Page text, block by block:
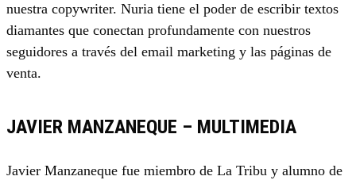
nuestra copywriter. Nuria tiene el poder de escribir textos
diamantes que conectan profundamente con nuestros
seguidores a través del email marketing y las páginas de
venta.
JAVIER MANZANEQUE – MULTIMEDIA
Javier Manzaneque fue miembro de La Tribu y alumno de